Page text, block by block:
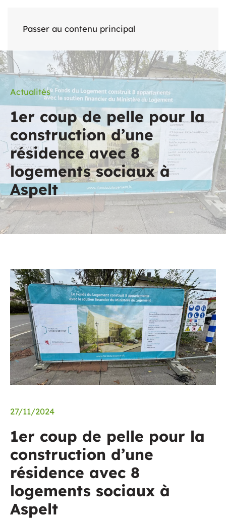
Passer au contenu principal
Actualités
1er coup de pelle pour la
construction d’une
résidence avec 8
logements sociaux à
Aspelt
27/11/2024
1er coup de pelle pour la
construction d’une
résidence avec 8
logements sociaux à
Aspelt